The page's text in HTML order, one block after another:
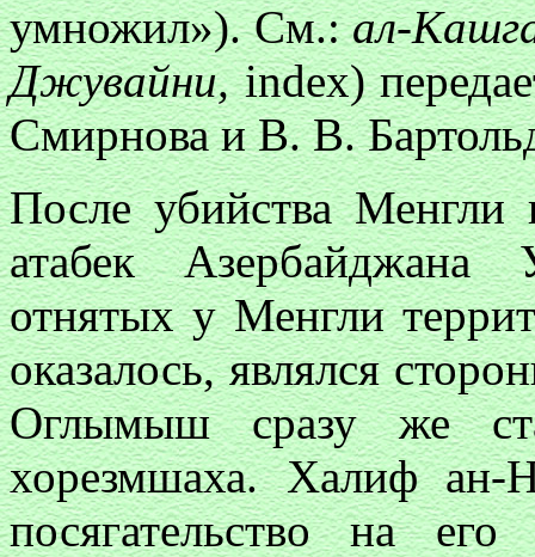
умножил»). См.:ал-
Джувайни,index)
Смирнова и В. В.
После убийства Менгли
атабек Азербайджана
отнятых у Менгли
оказалось, являлся
Оглымыш сразу же
хорезмшаха. Халиф ан-
посягательство на